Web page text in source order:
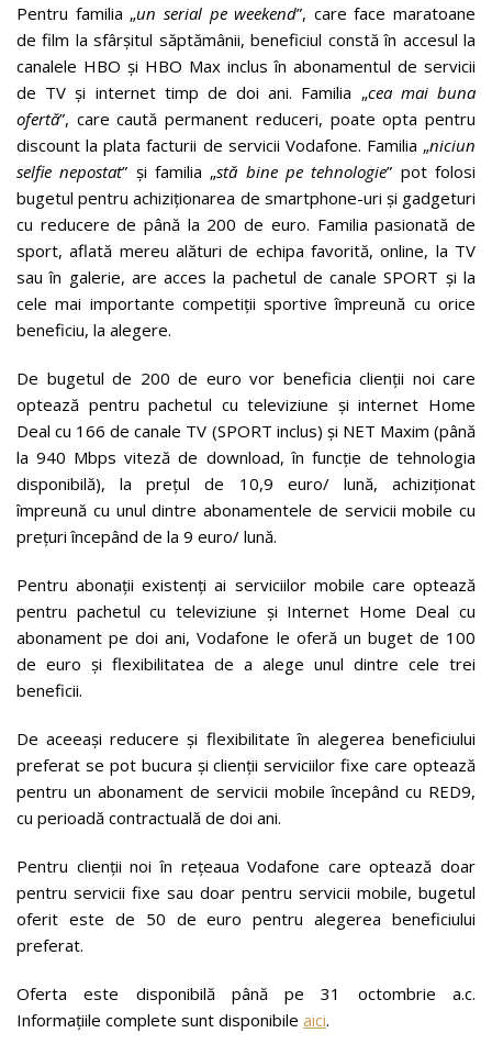
Pentru familia „un serial pe weekend”, care face maratoane
de film la sfârșitul săptămânii, beneficiul constă în accesul la
canalele HBO și HBO Max inclus în abonamentul de servicii
de TV și internet timp de doi ani. Familia „cea mai buna
ofertă”, care caută permanent reduceri, poate opta pentru
discount la plata facturii de servicii Vodafone. Familia „niciun
selfie nepostat” și familia „stă bine pe tehnologie” pot folosi
bugetul pentru achiziționarea de smartphone-uri și gadgeturi
cu reducere de până la 200 de euro. Familia pasionată de
sport, aflată mereu alături de echipa favorită, online, la TV
sau în galerie, are acces la pachetul de canale SPORT și la
cele mai importante competiții sportive împreună cu orice
beneficiu, la alegere.
De bugetul de 200 de euro vor beneficia clienții noi care
optează pentru pachetul cu televiziune și internet Home
Deal cu 166 de canale TV (SPORT inclus) și NET Maxim (până
la 940 Mbps viteză de download, în funcție de tehnologia
disponibilă), la prețul de 10,9 euro/ lună, achiziționat
împreună cu unul dintre abonamentele de servicii mobile cu
prețuri începând de la 9 euro/ lună.
Pentru abonații existenți ai serviciilor mobile care optează
pentru pachetul cu televiziune și Internet Home Deal cu
abonament pe doi ani, Vodafone le oferă un buget de 100
de euro și flexibilitatea de a alege unul dintre cele trei
beneficii.
De aceeași reducere și flexibilitate în alegerea beneficiului
preferat se pot bucura și clienții serviciilor fixe care optează
pentru un abonament de servicii mobile începând cu RED9,
cu perioadă contractuală de doi ani.
Pentru clienții noi în rețeaua Vodafone care optează doar
pentru servicii fixe sau doar pentru servicii mobile, bugetul
oferit este de 50 de euro pentru alegerea beneficiului
preferat.
Oferta este disponibilă până pe 31 octombrie a.c.
Informațiile complete sunt disponibile aici.